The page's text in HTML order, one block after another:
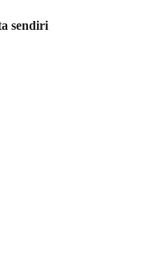
sendiri